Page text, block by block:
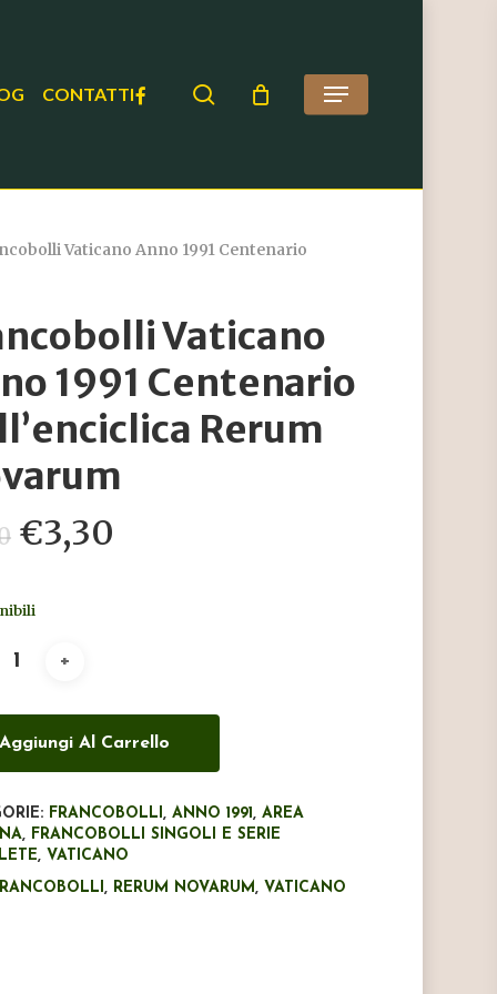
CONTATTIFACEBOOK search Menu
Vaticano Anno 1991 Centenario
Vaticano
1991 Centenario
Rerum
Il
prezzo
originale
€5,50.
€3,30
Aggiungi Al Carrello
FRANCOBOLLI,ANNO 1991,AREA
, FRANCOBOLLI SINGOLI E SERIE
, VATICANO
, RERUM NOVARUM, VATICANO